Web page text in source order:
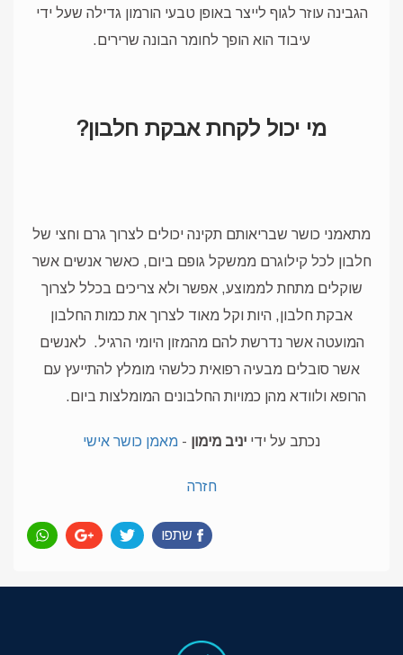
הגבינה עוזר לגוף לייצר באופן טבעי הורמון גדילה שעל ידי
עיבוד הוא הופך לחומר הבונה שרירים.
מי יכול לקחת אבקת חלבון?
מתאמני כושר שבריאותם תקינה יכולים לצרוך גרם וחצי של
חלבון לכל קילוגרם ממשקל גופם ביום, כאשר אנשים אשר
שוקלים מתחת לממוצע, אפשר ולא צריכים בכלל לצרוך
אבקת חלבון, היות וקל מאוד לצרוך את כמות החלבון
המועטה אשר נדרשת להם מהמזון היומי הרגיל. לאנשים
אשר סובלים מבעיה רפואית כלשהי מומלץ להתייעץ עם
הרופא ולוודא מהן כמויות החלבונים המומלצות ביום.
נכתב על ידי יניב מימון - מאמן כושר אישי
חזרה
שתפו